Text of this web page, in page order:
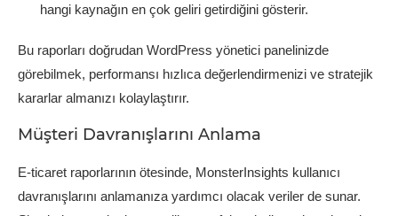
hangi kaynağın en çok geliri getirdiğini gösterir.
Bu raporları doğrudan WordPress yönetici panelinizde
görebilmek, performansı hızlıca değerlendirmenizi ve stratejik
kararlar almanızı kolaylaştırır.
Müşteri Davranışlarını Anlama
E-ticaret raporlarının ötesinde, MonsterInsights kullanıcı
davranışlarını anlamanıza yardımcı olacak veriler de sunar.